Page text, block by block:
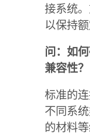
接系统
以保持
问：如
兼容性？
标准的
不同系
的材料